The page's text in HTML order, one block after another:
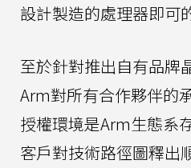
設計製造的處理器即可
至於針對推出自有品牌
Arm對所有合作夥伴的
授權環境是Arm生態系
客戶對技術路徑圖釋出